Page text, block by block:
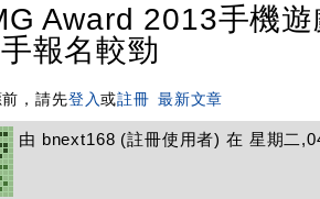
Award 2013手機
報名較勁
，請先登入或註冊 最新文章
由 bnext168 (註冊使用者) 在 星期二